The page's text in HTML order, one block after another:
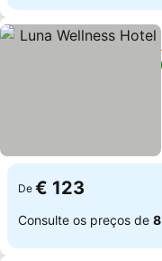
De € 123
Consulte os preços de